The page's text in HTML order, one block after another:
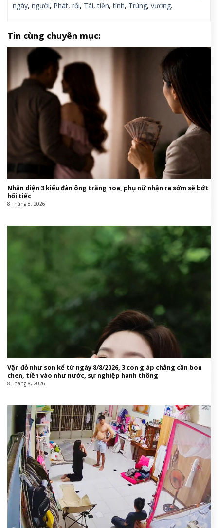
ngày, người, Phát, rối, Tài,tiền,tính, Trúng, vượng.
Tin cùng chuyên mục:
Nhận diện 3 kiểu đàn ông trăng hoa, phụ nữ nhận ra sớm sẽ bớt
hối tiếc
8 Tháng 8, 2026
Vận đỏ như son kể từ ngày 8/8/2026, 3 con giáp chẳng cần bon
chen, tiền vào như nước, sự nghiệp hanh thông
8 Tháng 8, 2026